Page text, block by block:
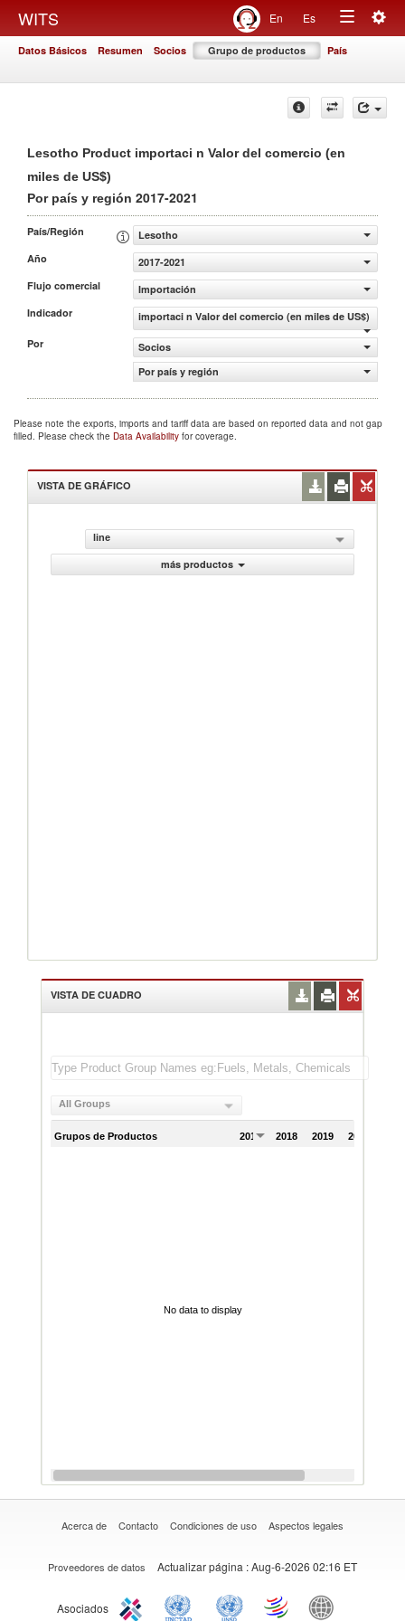
WITS En Es
Toggle
Datos Básicos Resumen Socios Grupo de productos País
Lesotho Product importaci n Valor del comercio (en
miles de US$)
Por país y región 2017-2021
País/Región
Lesotho
Año
2017-2021
Flujo comercial
Importación
Indicador
importaci n Valor del comercio (en miles de US$)
Por
Socios
Por país y región
Please note the exports, imports and tariff data are based on reported data and not gap
filled. Please check the Data Availability for coverage.
VISTA DE GRÁFICO
line
más productos
VISTA DE CUADRO
All Groups
Grupos de Productos 2017 2018 2019 2020
No data to display
Acerca de Contacto Condiciones de uso Aspectos legales
Proveedores de datos Actualizar página : Aug-6-2026 02:16 ET
Asociados